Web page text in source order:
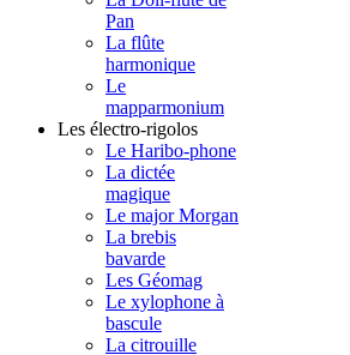
Pan
La flûte
harmonique
Le
mapparmonium
Les électro-rigolos
Le Haribo-phone
La dictée
magique
Le major Morgan
La brebis
bavarde
Les Géomag
Le xylophone à
bascule
La citrouille